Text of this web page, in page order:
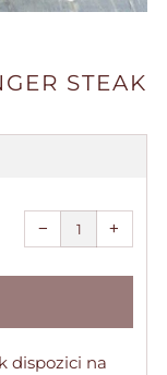
STEAK
−
Snížit
množství
o jeden +
Zvýšit
dispozici na